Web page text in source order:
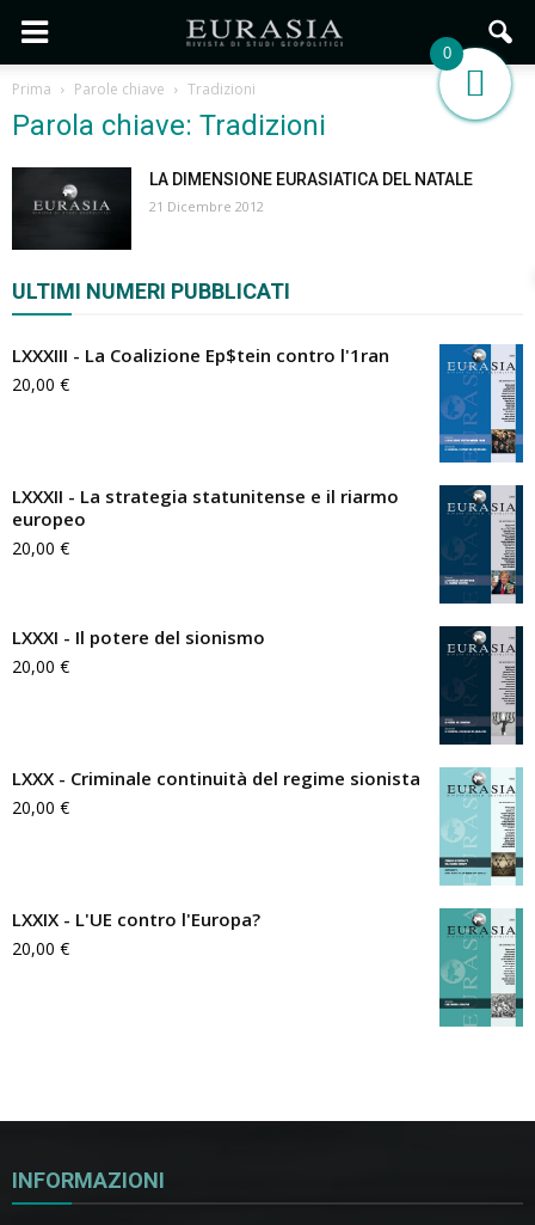
Prima Parole chiave Tradizioni
Parola chiave: Tradizioni
LA DIMENSIONE EURASIATICA DEL NATALE
21 Dicembre 2012
ULTIMI NUMERI PUBBLICATI
LXXXIII - La Coalizione Ep$tein contro l'1ran
20,00 €
LXXXII - La strategia statunitense e il riarmo
europeo
20,00 €
LXXXI - Il potere del sionismo
20,00 €
LXXX - Criminale continuità del regime sionista
20,00 €
LXXIX - L'UE contro l'Europa?
20,00 €
INFORMAZIONI
0